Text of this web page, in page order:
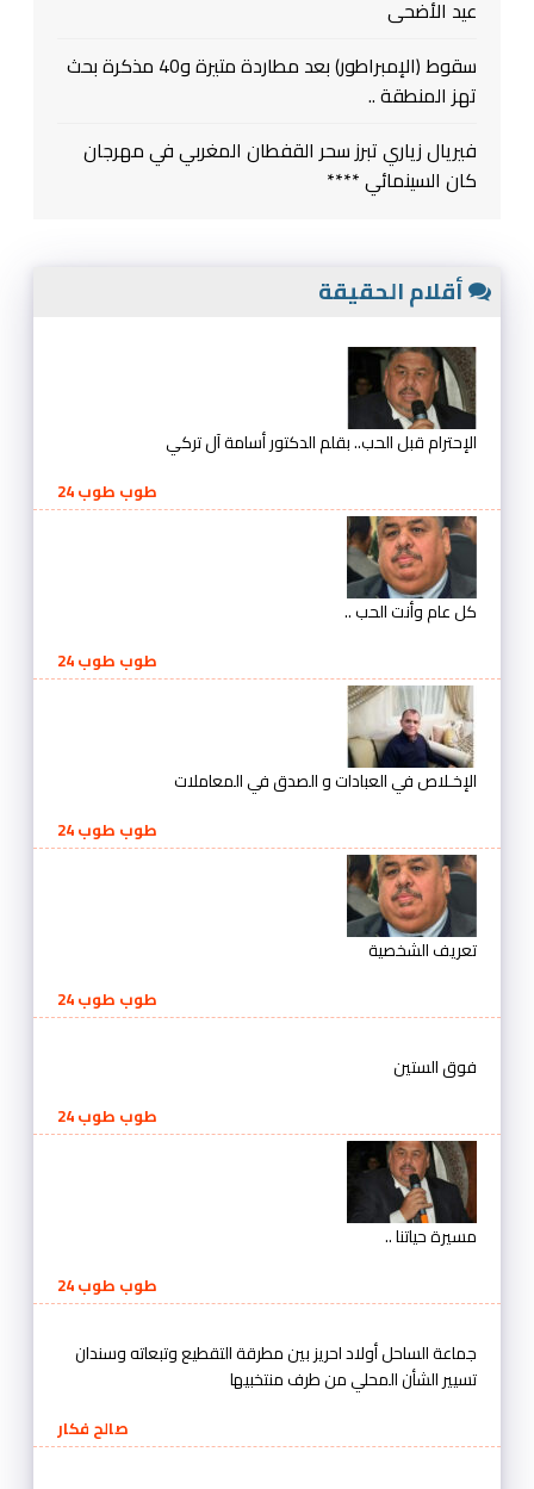
عيد الأضحى
سقوط (الإمبراطور) بعد مطاردة متيرة و40 مذكرة بحث
تهز المنطقة ..
فيريال زياري تبرز سحر القفطان المغربي في مهرجان
كان السينمائي ****
أقلام الحقيقة
الإحترام قبل الحب.. بقلم الدكتور أسامة آل تركي
طوب طوب 24
كل عام وأنت الحب ..
طوب طوب 24
الإخـلاص في العبادات و الصدق في المعاملات
طوب طوب 24
تعريف الشخصية
طوب طوب 24
فوق الستين
طوب طوب 24
مسيرة حياتنا ..
طوب طوب 24
جماعة الساحل أولاد احريز بين مطرقة التقطيع وتبعاته وسندان
تسيير الشأن المحلي من طرف منتخبيها
صالح فكار